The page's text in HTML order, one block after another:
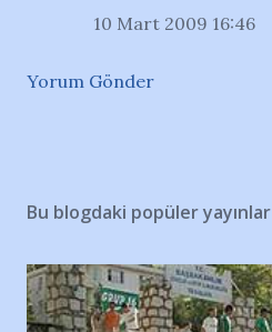
10 Mart 2009 16:46
Yorum Gönder
Bu blogdaki popüler yayınlar